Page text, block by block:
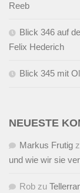
Reeb
Blick 346 auf
Felix Hederich
Blick 345 mit
NEUESTE
Markus Frutig
und wie wir sie
Rob zu